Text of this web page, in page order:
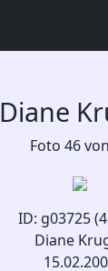
Diane
Foto 46
ID: g03725
Diane